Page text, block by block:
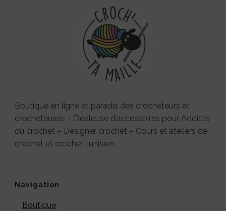
Boutique en ligne et paradis des crocheteurs et
crocheteuses – Dealeuse d’accessoires pour Addicts
du crochet – Designer crochet – Cours et ateliers de
crochet et crochet tunisien.
Navigation
Boutique